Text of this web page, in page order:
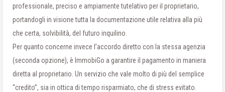
professionale, preciso e ampiamente tutelativo per il proprietario,
portandogli in visione tutta la documentazione utile relativa alla più
che certa, solvibilità, del futuro inquilino.
Per quanto concerne invece l’accordo diretto con la stessa agenzia
(seconda opzione), è ImmobiGo a garantire il pagamento in maniera
diretta al proprietario. Un servizio che vale molto di più del semplice
“credito”, sia in ottica di tempo risparmiato, che di stress evitato.